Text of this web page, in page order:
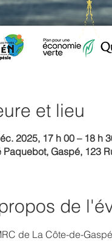
et lieu
2025, 17 h 00 – 18 h
Paquebot, Gaspé, 123
de
de La Côte-de-